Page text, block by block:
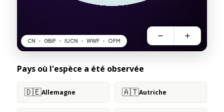
Pays où l'espèce a été observée
🇩🇪Allemagne 🇦🇹Autriche